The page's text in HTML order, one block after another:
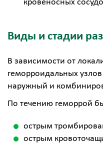
кровеносных
Виды и стадии
В зависимости от
геморроидальных
наружный и
По течению геморрой
острым
острым